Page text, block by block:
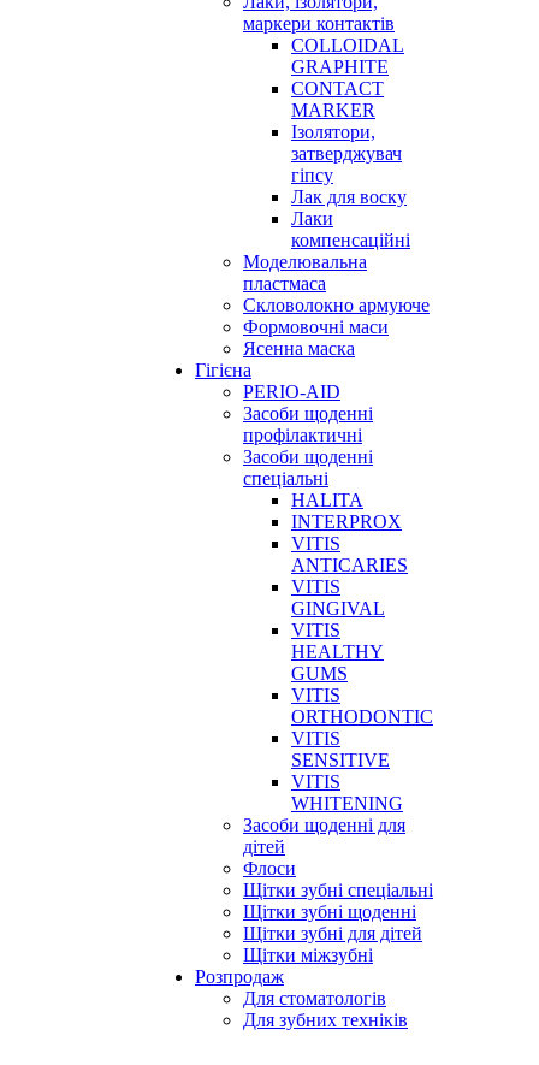
маркери контактів
COLLOIDAL
GRAPHITE
CONTACT
MARKER
Ізолятори,
затверджувач
гіпсу
Лак для воску
Лаки
компенсаційні
Моделювальна
пластмаса
Скловолокно армуюче
Формовочні маси
Ясенна маска
Гігієна
PERIO-AID
Засоби щоденні
профілактичні
Засоби щоденні
спеціальні
HALITA
INTERPROX
VITIS
ANTICARIES
VITIS
GINGIVAL
VITIS
HEALTHY
GUMS
VITIS
ORTHODONTIC
VITIS
SENSITIVE
VITIS
WHITENING
Засоби щоденні для
дітей
Флоси
Щітки зубні спеціальні
Щітки зубні щоденні
Щітки зубні для дітей
Щітки міжзубні
Розпродаж
Для стоматологів
Для зубних техніків